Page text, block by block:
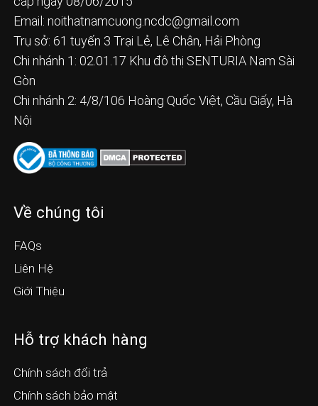
Email: noithatnamcuong.ncdc@gmail.com
Trụ sở: 61 tuyến 3 Trại Lẻ, Lê Chân, Hải Phòng
Chi nhánh 1: 02.01.17 Khu đô thị SENTURIA Nam Sài
Gòn
Chi nhánh 2: 4/8/106 Hoàng Quốc Việt, Cầu Giấy, Hà
Nội
Về chúng tôi
FAQs
Liên Hệ
Giới Thiệu
Hỗ trợ khách hàng
Chính sách đổi trả
Chính sách bảo mật